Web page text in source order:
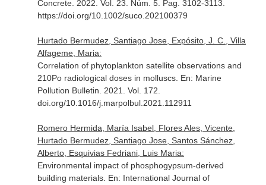
Concrete. 2022. Vol. 23. Núm. 5. Pag. 3102-3113.
https://doi.org/10.1002/suco.202100379
Hurtado Bermudez, Santiago Jose, Expósito, J. C., Villa
Alfageme, Maria:
Correlation of phytoplankton satellite observations and
210Po radiological doses in molluscs. En: Marine
Pollution Bulletin . 2021. Vol. 172.
doi.org/10.1016/j.marpolbul.2021.112911
Romero Hermida, María Isabel, Flores Ales, Vicente,
Hurtado Bermudez, Santiago Jose, Santos Sánchez,
Alberto, Esquivias Fedriani, Luis Maria:
Environmental impact of phosphogypsum-derived
building materials. En: International Journal of